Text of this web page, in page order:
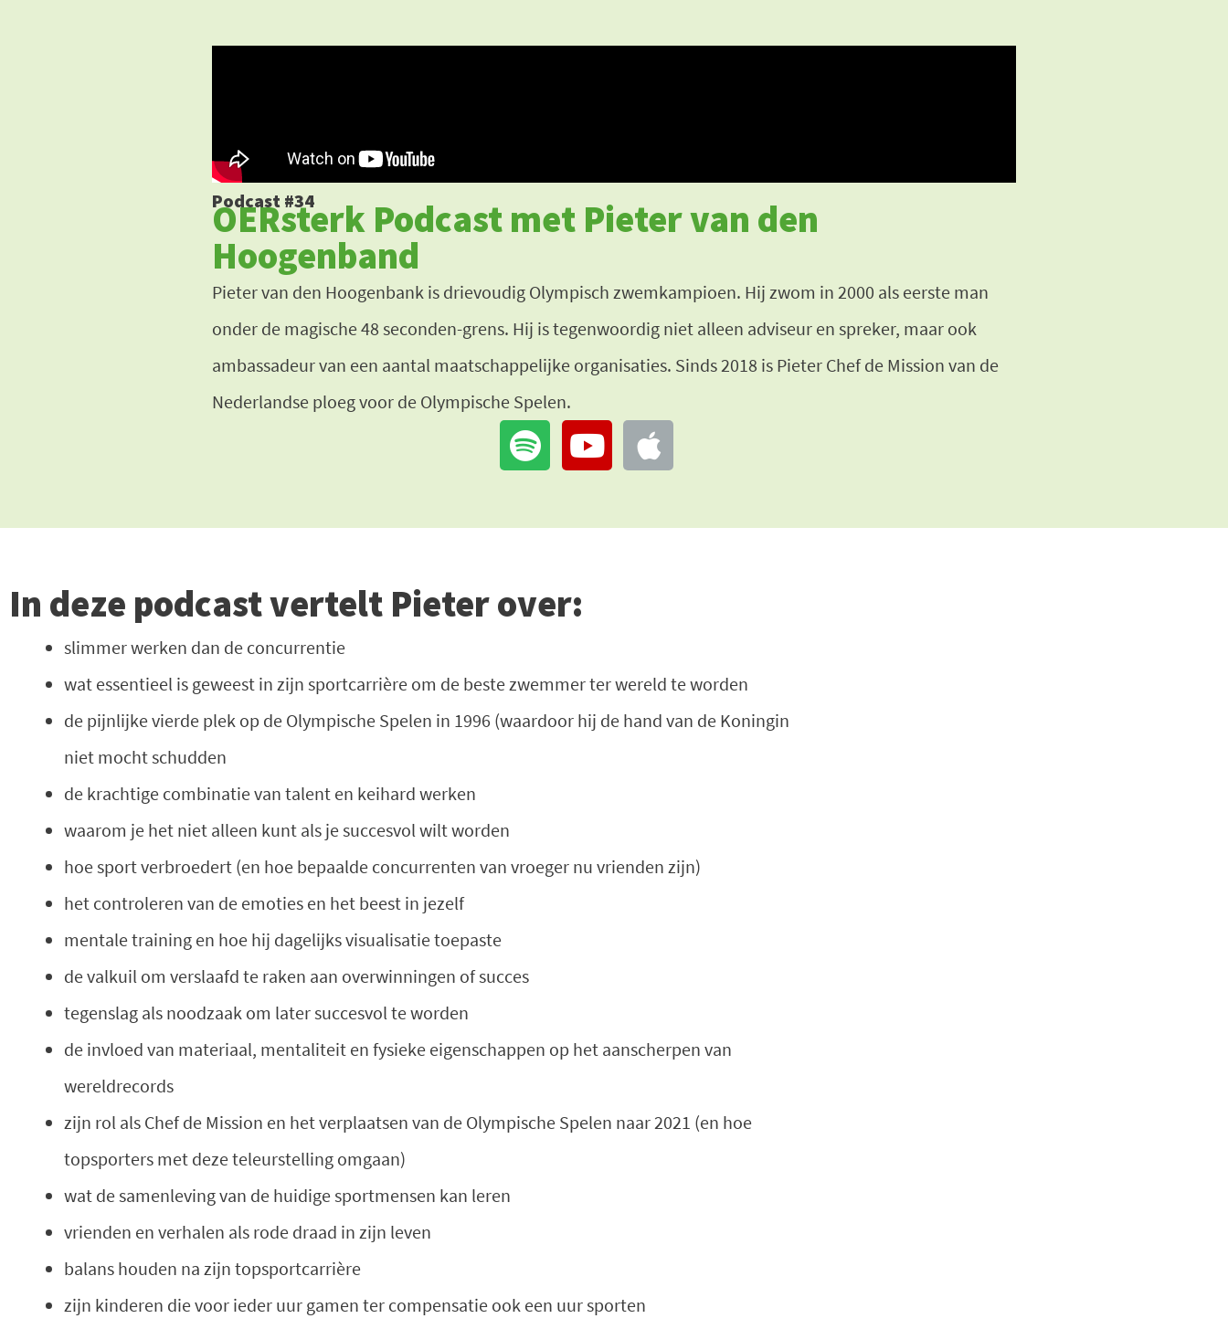
Podcast #34
OERsterk Podcast met Pieter van den
Hoogenband
Pieter van den Hoogenbank is drievoudig Olympisch zwemkampioen. Hij zwom in 2000 als eerste man
onder de magische 48 seconden-grens. Hij is tegenwoordig niet alleen adviseur en spreker, maar ook
ambassadeur van een aantal maatschappelijke organisaties. Sinds 2018 is Pieter Chef de Mission van de
Nederlandse ploeg voor de Olympische Spelen.
In deze podcast vertelt Pieter over:
slimmer werken dan de concurrentie
wat essentieel is geweest in zijn sportcarrière om de beste zwemmer ter wereld te worden
de pijnlijke vierde plek op de Olympische Spelen in 1996 (waardoor hij de hand van de Koningin
niet mocht schudden
de krachtige combinatie van talent en keihard werken
waarom je het niet alleen kunt als je succesvol wilt worden
hoe sport verbroedert (en hoe bepaalde concurrenten van vroeger nu vrienden zijn)
het controleren van de emoties en het beest in jezelf
mentale training en hoe hij dagelijks visualisatie toepaste
de valkuil om verslaafd te raken aan overwinningen of succes
tegenslag als noodzaak om later succesvol te worden
de invloed van materiaal, mentaliteit en fysieke eigenschappen op het aanscherpen van
wereldrecords
zijn rol als Chef de Mission en het verplaatsen van de Olympische Spelen naar 2021 (en hoe
topsporters met deze teleurstelling omgaan)
wat de samenleving van de huidige sportmensen kan leren
vrienden en verhalen als rode draad in zijn leven
balans houden na zijn topsportcarrière
zijn kinderen die voor ieder uur gamen ter compensatie ook een uur sporten